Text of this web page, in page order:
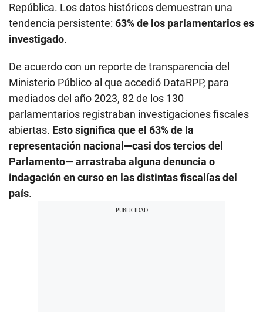
República. Los datos históricos demuestran una
tendencia persistente: 63% de los parlamentarios es
investigado.
De acuerdo con un reporte de transparencia del
Ministerio Público al que accedió DataRPP, para
mediados del año 2023, 82 de los 130
parlamentarios registraban investigaciones fiscales
abiertas. Esto significa que el 63% de la
representación nacional—casi dos tercios del
Parlamento— arrastraba alguna denuncia o
indagación en curso en las distintas fiscalías del
país.